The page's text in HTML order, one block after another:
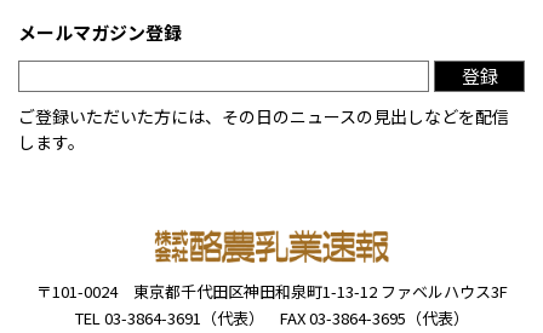
〒101-0024 東京都千代田区神田和泉町1-13-12 ファベルハウス3F
TEL 03-3864-3691（代表）
FAX 03-3864-3695（代表）
メールマガジン登録
登録
ご登録いただいた方には、その日のニュースの見出しなどを配信
します。